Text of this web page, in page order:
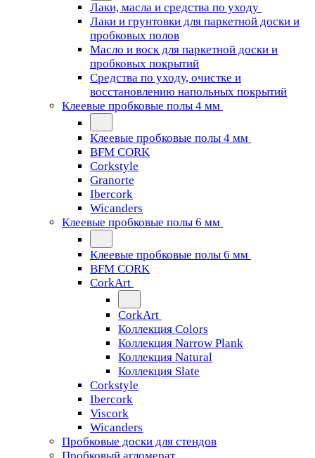
Лаки, масла и средства по уходу
Лаки и грунтовки для паркетной доски и
пробковых полов
Масло и воск для паркетной доски и
пробковых покрытий
Средства по уходу, очистке и
восстановлению напольных покрытий
Клеевые пробковые полы 4 мм
Клеевые пробковые полы 4 мм
BFM CORK
Corkstyle
Granorte
Ibercork
Wicanders
Клеевые пробковые полы 6 мм
Клеевые пробковые полы 6 мм
BFM CORK
CorkArt
CorkArt
Коллекция Colors
Коллекция Narrow Plank
Коллекция Natural
Коллекция Slate
Corkstyle
Ibercork
Viscork
Wicanders
Пробковые доски для стендов